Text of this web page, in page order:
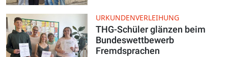
URKUNDENVERLEIHUNG
THG-Schüler glänzen beim
Bundeswettbewerb
Fremdsprachen